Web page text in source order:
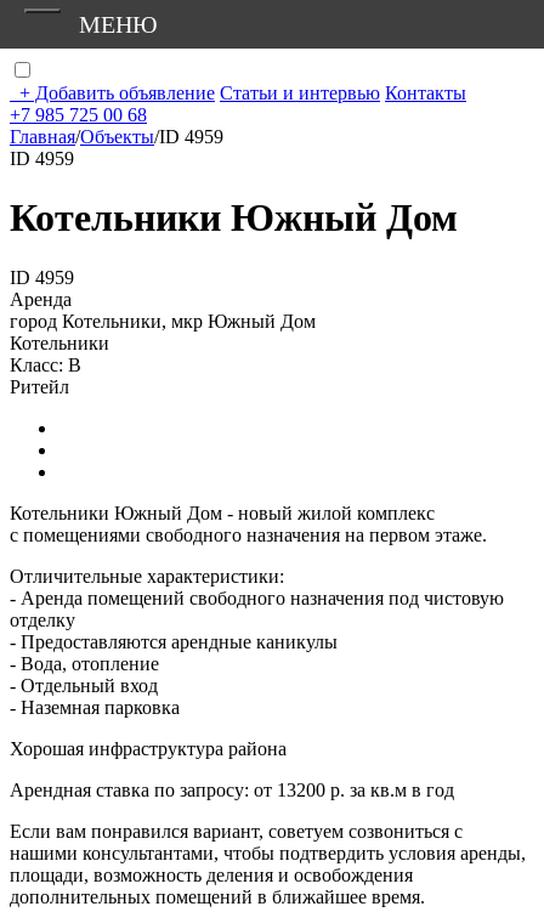
+ Добавить объявление Статьи и интервью Контакты
+7 985 725 00 68
Главная/Объекты/ID 4959
ID 4959
Котельники Южный Дом
ID 4959
Аренда
город Котельники, мкр Южный Дом
Котельники
Класс: В
Ритейл
Котельники Южный Дом - новый жилой комплекс
с помещениями свободного назначения на первом этаже.
Отличительные характеристики:
- Аренда помещений свободного назначения под чистовую
отделку
- Предоставляются арендные каникулы
- Вода, отопление
- Отдельный вход
- Наземная парковка
Хорошая инфраструктура района
Арендная ставка по запросу: от 13200 р. за кв.м в год
Если вам понравился вариант, советуем созвониться с
нашими консультантами, чтобы подтвердить условия аренды,
площади, возможность деления и освобождения
дополнительных помещений в ближайшее время.
МЕНЮ